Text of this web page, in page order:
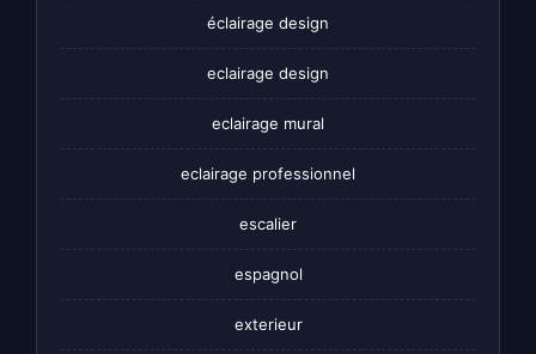
éclairage design
eclairage design
eclairage mural
eclairage professionnel
escalier
espagnol
exterieur